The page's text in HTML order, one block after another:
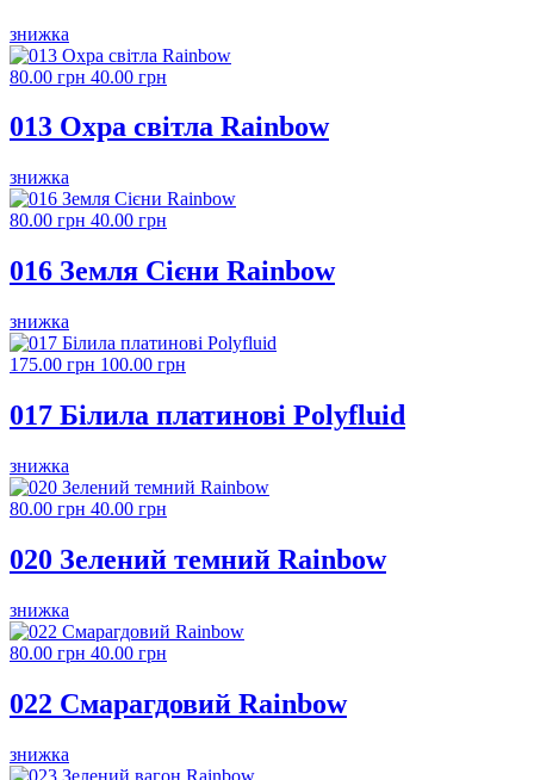
знижка
80.00 грн 40.00 грн
013 Охра світла Rainbow
знижка
80.00 грн 40.00 грн
016 Земля Сієни Rainbow
знижка
175.00 грн 100.00 грн
017 Білила платинові Polyfluid
знижка
80.00 грн 40.00 грн
020 Зелений темний Rainbow
знижка
80.00 грн 40.00 грн
022 Смарагдовий Rainbow
знижка